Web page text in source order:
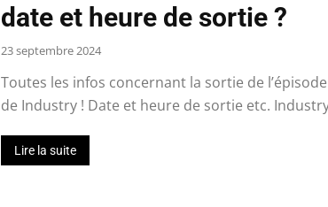
date et heure de sortie ?
23 septembre 2024
Toutes les infos concernant la sortie de
de Industry ! Date et heure de sortie etc.
Lire la suite